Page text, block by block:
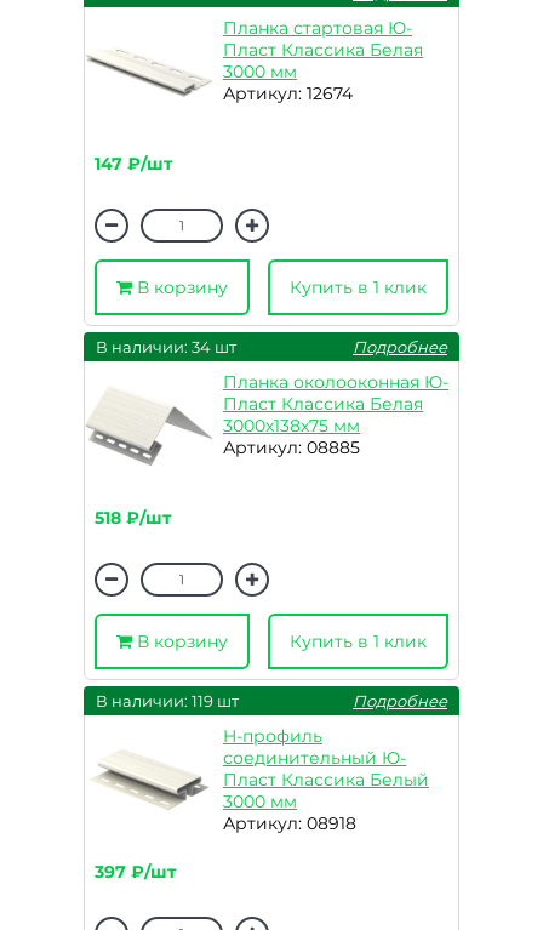
Планка стартовая Ю-
Пласт Классика Белая
3000 мм
Артикул: 12674
147 ₽/шт
В корзину Купить в 1 клик
В наличии: 34 шт Подробнее
Планка околооконная Ю-
Пласт Классика Белая
3000х138х75 мм
Артикул: 08885
518 ₽/шт
В корзину Купить в 1 клик
В наличии: 119 шт Подробнее
H-профиль
соединительный Ю-
Пласт Классика Белый
3000 мм
Артикул: 08918
397 ₽/шт